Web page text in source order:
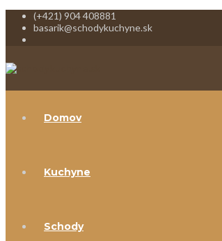
(+421) 904 408881
basarik@schodykuchyne.sk
Domov
Kuchyne
Schody